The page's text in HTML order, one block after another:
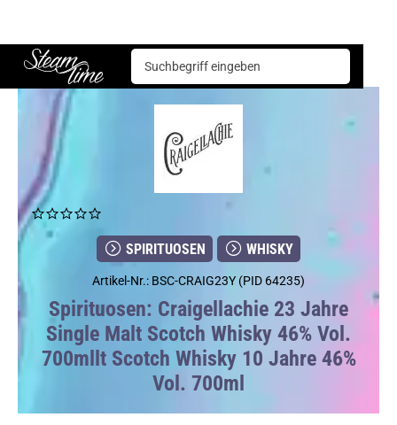
Steam time
Spirituosen Whisky Craigellachie 23 Jahre Single Malt Scotch Whisky 46% Vol. 700mllt Scotch Whisky 10 Jahre 46% Vol. 700ml
SPIRITUOSEN WHISKY
Artikel-Nr.: BSC-CRAIG23Y (PID 64235)
Spirituosen: Craigellachie 23 Jahre
Single Malt Scotch Whisky 46% Vol.
700mllt Scotch Whisky 10 Jahre 46%
Vol. 700ml